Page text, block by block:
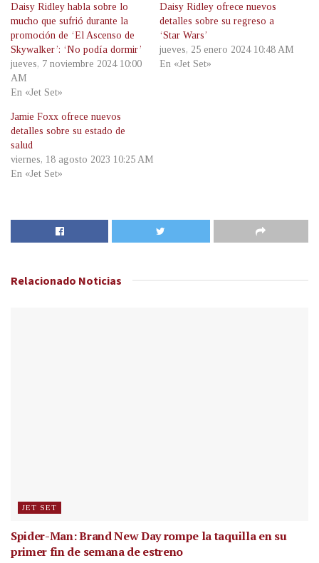
Daisy Ridley habla sobre lo
mucho que sufrió durante la
promoción de ‘El Ascenso de
Skywalker’: ‘No podía dormir’
jueves, 7 noviembre 2024 10:00
AM
En «Jet Set»
Daisy Ridley ofrece nuevos
detalles sobre su regreso a
‘Star Wars’
jueves, 25 enero 2024 10:48 AM
En «Jet Set»
Jamie Foxx ofrece nuevos
detalles sobre su estado de
salud
viernes, 18 agosto 2023 10:25 AM
En «Jet Set»
Relacionado Noticias
JET SET
Spider-Man: Brand New Day rompe la taquilla en su
primer fin de semana de estreno